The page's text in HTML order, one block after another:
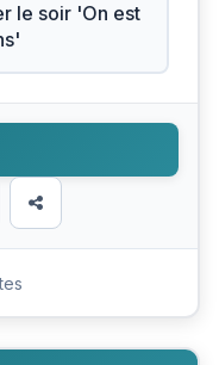
le soir 'On est